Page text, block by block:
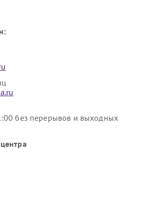
без перерывов и выходных